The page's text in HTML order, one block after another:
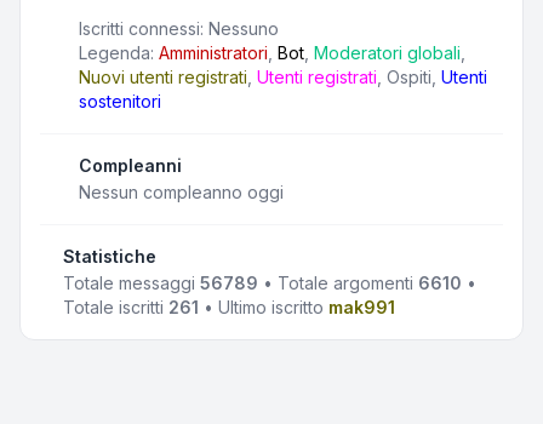
Iscritti connessi: Nessuno
Legenda: Amministratori, Bot, Moderatori globali,
Nuovi utenti registrati, Utenti registrati, Ospiti, Utenti
sostenitori
Compleanni
Nessun compleanno oggi
Statistiche
Totale messaggi 56789 • Totale argomenti 6610 •
Totale iscritti 261 • Ultimo iscritto mak991